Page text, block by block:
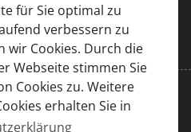
für Sie optimal zu
verbessern zu
wir Cookies. Durch die
Webseite stimmen Sie
Cookies zu. Weitere
erhalten Sie in
Datenschutz